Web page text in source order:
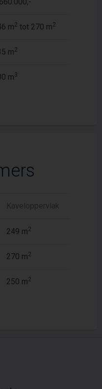
m2 tot 270 m2
m2
m3
Kaveloppervlak
249 m2
270 m2
250 m2